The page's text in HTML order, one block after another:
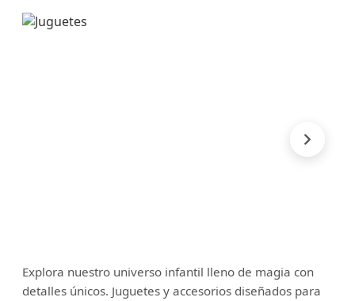
Explora nuestro universo infantil lleno de magia con
detalles únicos. Juguetes y accesorios diseñados para